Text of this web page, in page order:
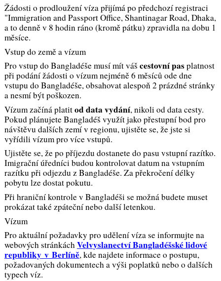
Žádosti o prodloužení víza přijímá po předchozí registraci
"Immigration and Passport Office, Shantinagar Road, Dhaka,
a to denně v 8 hodin ráno (kromě pátku) zpravidla na dobu 1
měsíce.
Vstup do země a vízum
Pro vstup do Bangladéše musí mít váš cestovní pasplatnost
při podání žádosti o vízum nejméně 6 měsíců ode dne
vstupu do Bangladéše, obsahovat alespoň 2 prázdné stránky
a nesmí být poškozen.
Vízum začíná platitod data vydání, nikoli od data cesty.
Pokud plánujete Bangladéš využít jako přestupní bod pro
návštěvu dalších zemí v regionu, ujistěte se, že jste si
vyřídili vízum pro více vstupů.
Ujistěte se, že po příjezdu dostanete do pasu vstupní razítko.
Imigrační úředníci budou kontrolovat datum na vstupním
razítku při odjezdu z Bangladéše. Za překročení délky
pobytu lze dostat pokutu.
Při hraniční kontrole v Bangladéši se možná budete muset
prokázat také zpáteční nebo další letenkou.
Vízum
Pro aktuální požadavky pro udělení víza se informujte na
webových stránkáchVelvyslanectví Bangladéšské lidové
republiky v Berlíně, kde najdete informace o postupu,
požadovaných dokumentech a výši poplatků nebo o dalších
typech víz.